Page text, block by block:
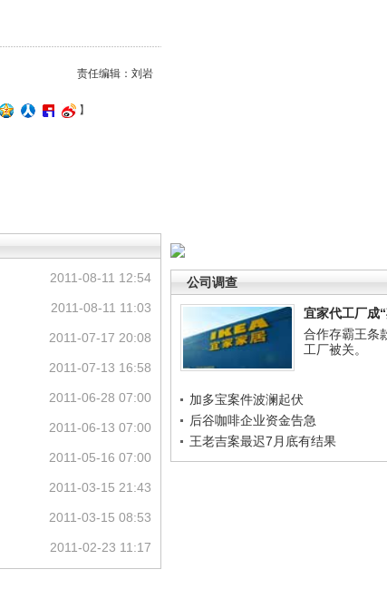
公司调查
宜家代工厂成
合作存霸王条
工厂被关。
加多宝案件波澜起伏
后谷咖啡企业资金告急
王老吉案最迟7月底有结果
责任编辑：刘岩
】
2011-08-11 12:54
2011-08-11 11:03
2011-07-17 20:08
2011-07-13 16:58
2011-06-28 07:00
2011-06-13 07:00
2011-05-16 07:00
2011-03-15 21:43
2011-03-15 08:53
2011-02-23 11:17